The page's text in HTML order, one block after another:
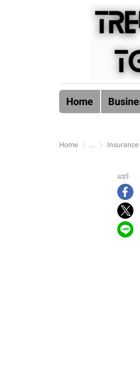
Home
Home ... Insurance
แชร์